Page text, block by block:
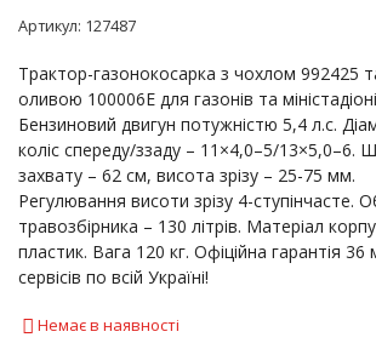
Артикул: 127487
Трактор-газонокосарка з чохлом 992425
оливою 100006E для газонів та
Бензиновий двигун потужністю 5,4 л.с.
коліс спереду/ззаду – 11×4,0–5/13×5,0–6.
захвату – 62 см, висота зрізу – 25-75 мм.
Регулювання висоти зрізу 4-ступінчасте.
травозбірника – 130 літрів. Матеріал
пластик. Вага 120 кг. Офіційна гарантія 36
сервісів по всій Україні!
Немає в наявності